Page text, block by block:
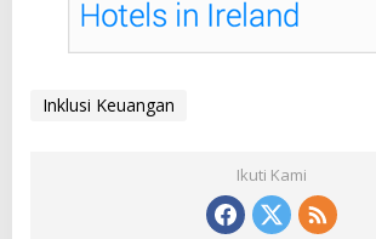
Inklusi Keuangan
Ikuti Kami